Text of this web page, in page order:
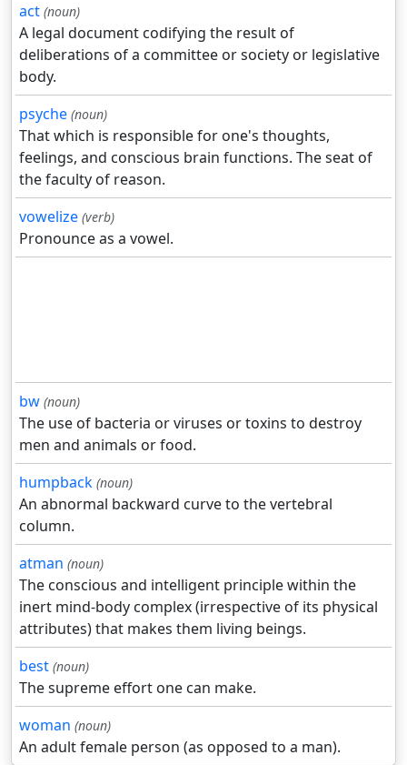
act (noun)
A legal document codifying the result of
deliberations of a committee or society or legislative
body.
psyche (noun)
That which is responsible for one's thoughts,
feelings, and conscious brain functions. The seat of
the faculty of reason.
vowelize (verb)
Pronounce as a vowel.
bw (noun)
The use of bacteria or viruses or toxins to destroy
men and animals or food.
humpback (noun)
An abnormal backward curve to the vertebral
column.
atman (noun)
The conscious and intelligent principle within the
inert mind-body complex (irrespective of its physical
attributes) that makes them living beings.
best (noun)
The supreme effort one can make.
woman (noun)
An adult female person (as opposed to a man).